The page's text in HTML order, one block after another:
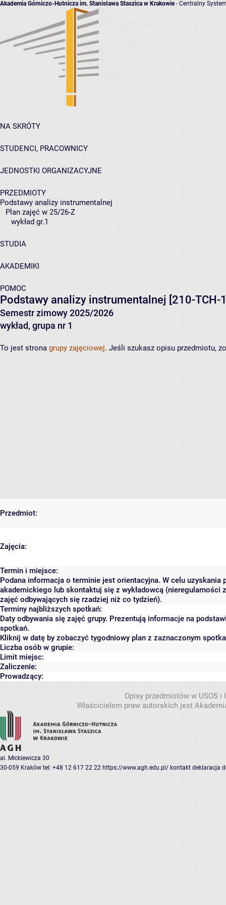
Akademia Górniczo-Hutnicza im. Stanisława Staszica w Krakowie- Centralny
NA SKRÓTY
STUDENCI, PRACOWNICY
JEDNOSTKI ORGANIZACYJNE
PRZEDMIOTY
Podstawy analizy instrumentalnej
Plan zajęć w 25/26-Z
wykład gr.1
STUDIA
AKADEMIKI
POMOC
Podstawy analizy instrumentalnej [210-TCH-
Semestr zimowy 2025/2026
wykład, grupa nr 1
To jest strona grupy zajęciowej. Jeśli szukasz opisu przedmiotu,
Przedmiot:
Zajęcia:
Termin i miejsce:
Podana informacja o terminie jest orientacyjna. W celu
akademickiego lub skontaktuj się z wykładowcą (nieregularności
zajęć odbywających się rzadziej niż co tydzień).
Terminy najbliższych spotkań:
Daty odbywania się zajęć grupy. Prezentują informacje na
spotkań.
Kliknij w datę by zobaczyć tygodniowy plan z zaznaczonym
Liczba osób w grupie:
Limit miejsc:
Zaliczenie:
Prowadzący:
Opisy przedmiotów w USOS
Właścicielem praw autorskich jest
al. Mickiewicza 30
30-059 Kraków tel: +48 12 617 22 22 https://www.agh.edu.pl/ kontakt deklaracja